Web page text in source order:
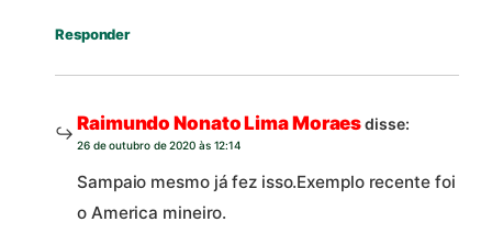
Responder
Raimundo Nonato Lima Moraesdisse:
26 de outubro de 2020 às 12:14
Sampaio mesmo já fez isso.Exemplo recente foi
o America mineiro.